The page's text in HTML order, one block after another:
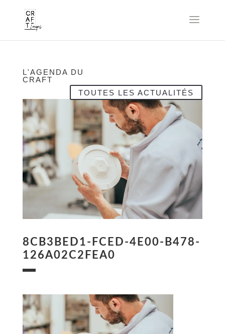
L'AGENDA DU
CRAFT
TOUTES LES ACTUALITÉS
8CB3BED1-FCED-4E00-B478-
126A02C2FEA0